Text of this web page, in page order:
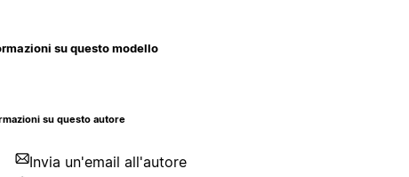
su questo modello
su questo autore
Invia un'email all'autore